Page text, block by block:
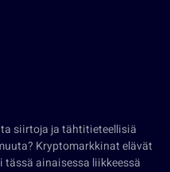
siirtoja ja tähtitieteellisiä
Kryptomarkkinat elävät
tässä ainaisessa liikkeessä